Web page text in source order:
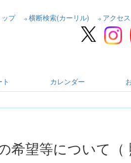
プ 横断検索(カーリル) アクセス
カレンダー
望等について（